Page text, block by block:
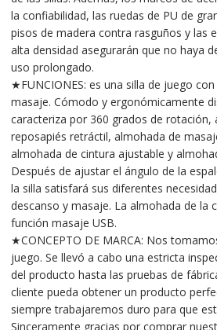
la confiabilidad, las ruedas de PU de
pisos de madera contra rasguños y las
alta densidad asegurarán que no haya
uso prolongado.
★FUNCIONES: es una silla de juego
masaje. Cómodo y ergonómicamente
caracteriza por 360 grados de rotación,
reposapiés retráctil, almohada de
almohada de cintura ajustable y
Después de ajustar el ángulo de la
la silla satisfará sus diferentes
descanso y masaje. La almohada de la
función masaje USB.
★CONCEPTO DE MARCA: Nos
juego. Se llevó a cabo una estricta
del producto hasta las pruebas de
cliente pueda obtener un producto
siempre trabajaremos duro para que
Sinceramente gracias por comprar